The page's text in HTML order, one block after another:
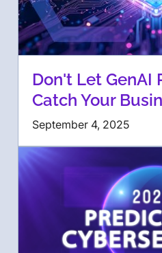
Don't Let GenAI
Catch Your
September 4, 2025